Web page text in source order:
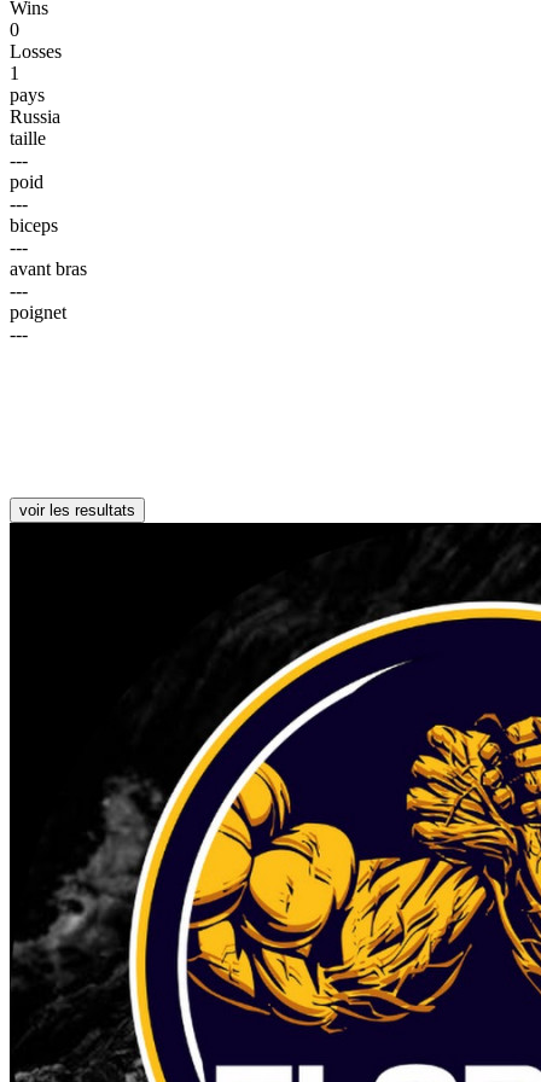
Wins
0
Losses
1
pays
Russia
taille
---
poid
---
biceps
---
avant bras
---
poignet
---
voir les resultats